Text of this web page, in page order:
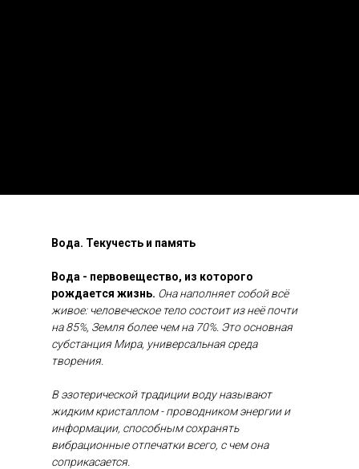
Вода. Текучесть и память
Вода - первовещество, из которого
рождается жизнь. Она наполняет собой всё
живое: человеческое тело состоит из неё почти
на 85%, Земля более чем на 70%. Это основная
субстанция Мира, универсальная среда
творения.
В эзотерической традиции воду называют
жидким кристаллом - проводником энергии и
информации, способным сохранять
вибрационные отпечатки всего, с чем она
соприкасается.